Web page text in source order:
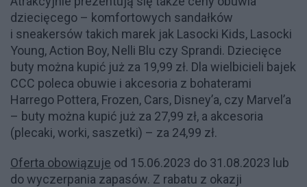
dziecięcego – komfortowych sandałków
i sneakersów takich marek jak Lasocki Kids, Lasocki
Young, Action Boy, Nelli Blu czy Sprandi. Dziecięce
buty można kupić już za 19,99 zł. Dla wielbicieli bajek
CCC poleca obuwie i akcesoria z bohaterami
Harrego Pottera, Frozen, Cars, Disney’a, czy Marvel’a
– buty można kupić już za 27,99 zł, a akcesoria
(plecaki, worki, saszetki) – za 24,99 zł.
Oferta obowiązuje od 15.06.2023 do 31.08.2023 lub
do wyczerpania zapasów. Z rabatu z okazji